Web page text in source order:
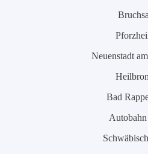
Neuenstadt
Bad